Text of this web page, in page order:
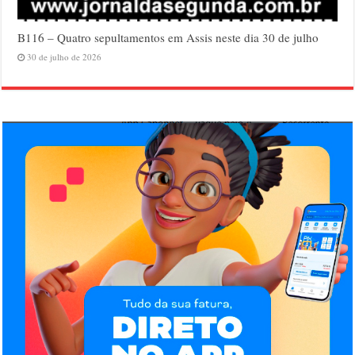
B116 – Quatro sepultamentos em Assis neste dia 30 de julho
30 de julho de 2026